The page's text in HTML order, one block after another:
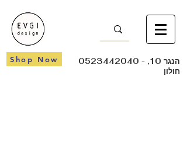
Shop Now 0523442040 - הנגר 10,
חולון